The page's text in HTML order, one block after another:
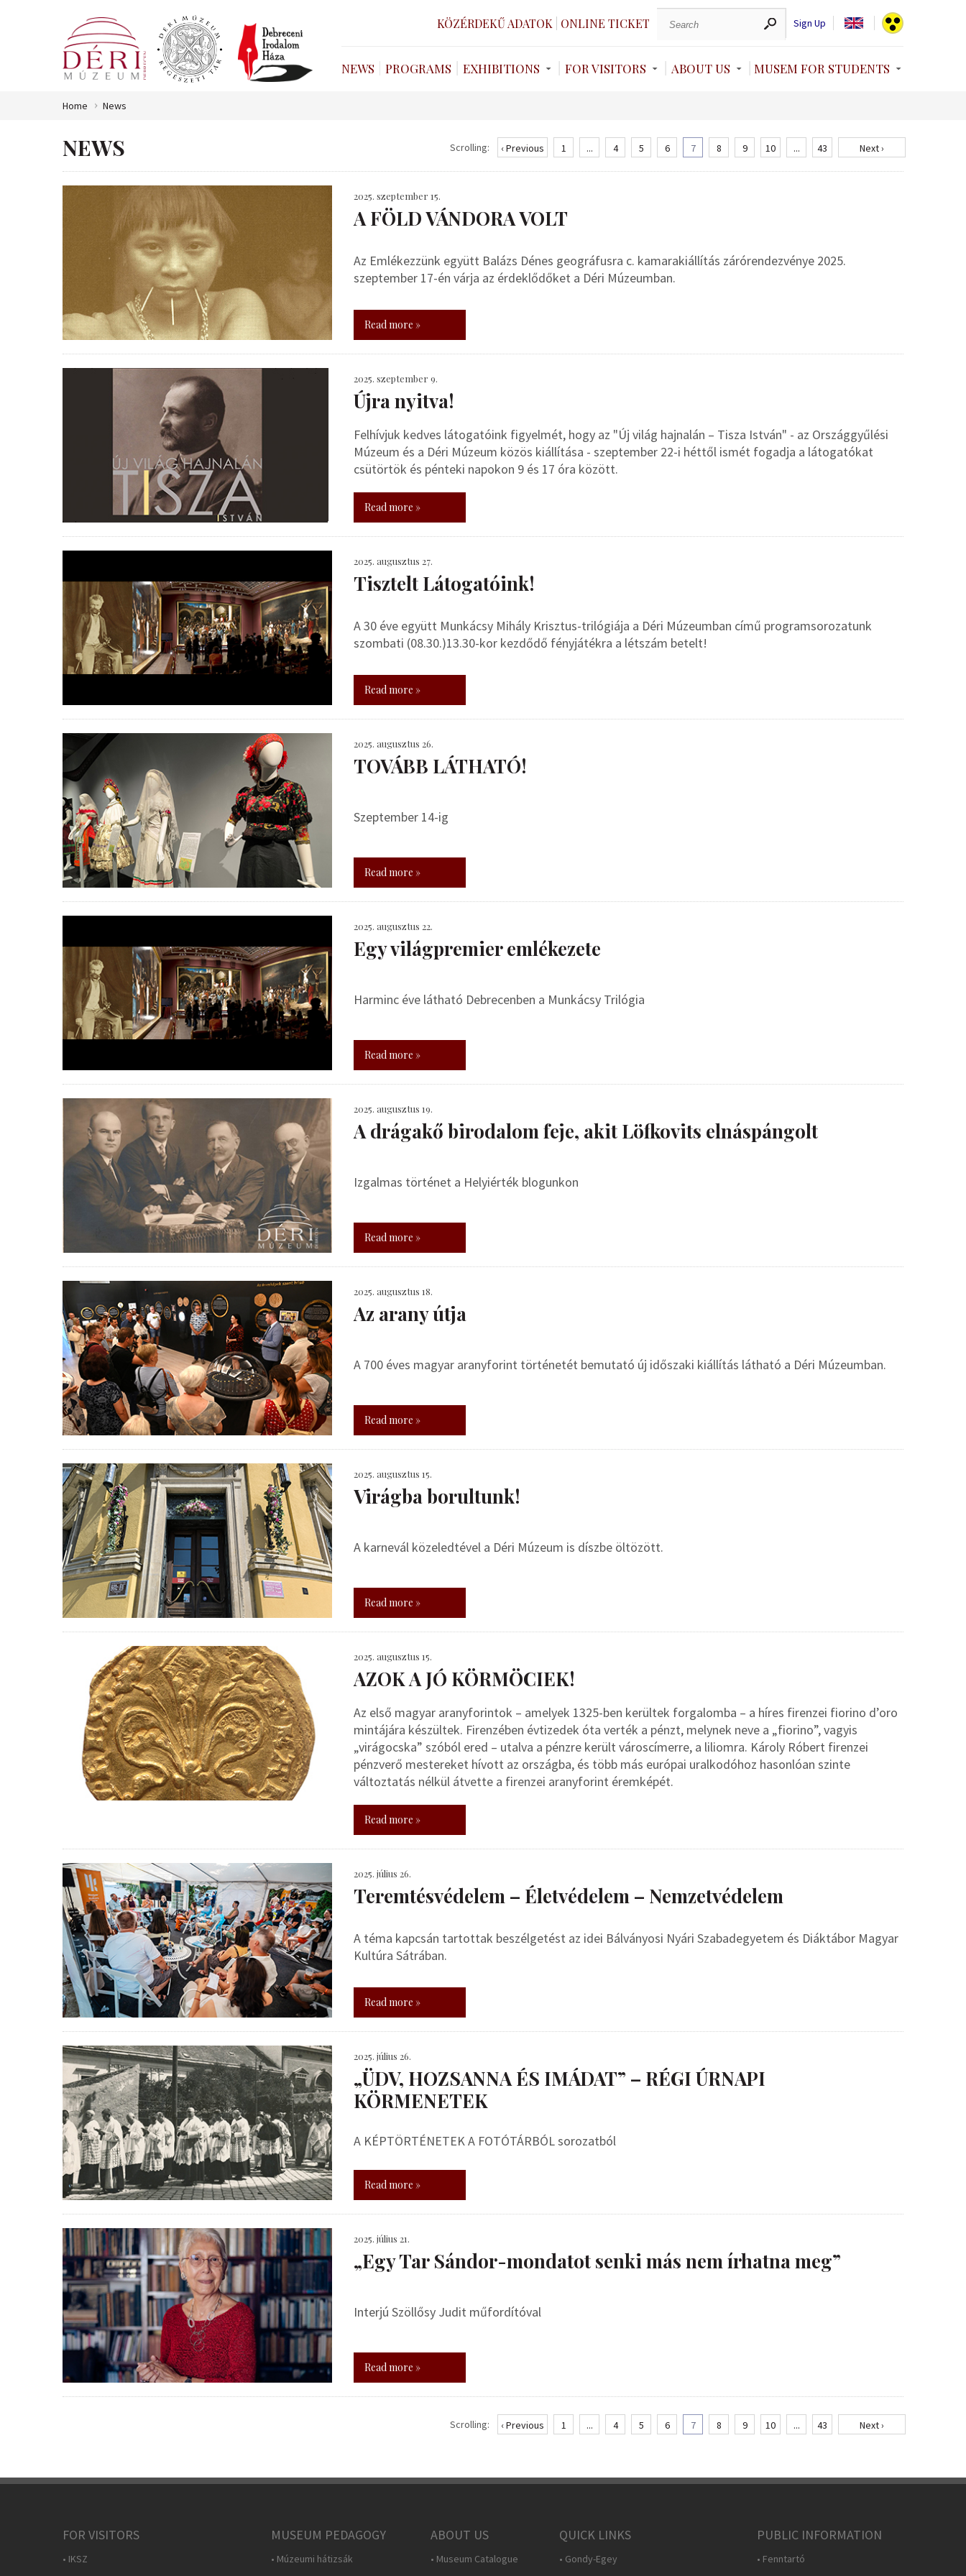
KÖZÉRDEKŰ ADATOK ONLINE TICKET Sign Up
NEWS PROGRAMS EXHIBITIONS FOR VISITORS ABOUT US MUSEM FOR STUDENTS
Home News
NEWS Scrolling: ‹ Previous 1 ... 4 5 6 7 8 9 10 ... 43 Next ›
2025. szeptember 15.
A FÖLD VÁNDORA VOLT
Az Emlékezzünk együtt Balázs Dénes geográfusra c. kamarakiállítás zárórendezvénye 2025.
szeptember 17-én várja az érdeklődőket a Déri Múzeumban.
Read more »
2025. szeptember 9.
Újra nyitva!
Felhívjuk kedves látogatóink figyelmét, hogy az "Új világ hajnalán – Tisza István" - az Országgyűlési
Múzeum és a Déri Múzeum közös kiállítása - szeptember 22-i héttől ismét fogadja a látogatókat
csütörtök és pénteki napokon 9 és 17 óra között.
Read more »
2025. augusztus 27.
Tisztelt Látogatóink!
A 30 éve együtt Munkácsy Mihály Krisztus-trilógiája a Déri Múzeumban című programsorozatunk
szombati (08.30.)13.30-kor kezdődő fényjátékra a létszám betelt!
Read more »
2025. augusztus 26.
TOVÁBB LÁTHATÓ!
Szeptember 14-ig
Read more »
2025. augusztus 22.
Egy világpremier emlékezete
Harminc éve látható Debrecenben a Munkácsy Trilógia
Read more »
2025. augusztus 19.
A drágakő birodalom feje, akit Löfkovits elnáspángolt
Izgalmas történet a Helyiérték blogunkon
Read more »
2025. augusztus 18.
Az arany útja
A 700 éves magyar aranyforint történetét bemutató új időszaki kiállítás látható a Déri Múzeumban.
Read more »
2025. augusztus 15.
Virágba borultunk!
A karnevál közeledtével a Déri Múzeum is díszbe öltözött.
Read more »
2025. augusztus 15.
AZOK A JÓ KÖRMÖCIEK!
Az első magyar aranyforintok – amelyek 1325-ben kerültek forgalomba – a híres firenzei fiorino d’oro
mintájára készültek. Firenzében évtizedek óta verték a pénzt, melynek neve a „fiorino”, vagyis
„virágocska” szóból ered – utalva a pénzre került városcímerre, a liliomra. Károly Róbert firenzei
pénzverő mestereket hívott az országba, és több más európai uralkodóhoz hasonlóan szinte
változtatás nélkül átvette a firenzei aranyforint éremképét.
Read more »
2025. július 26.
Teremtésvédelem – Életvédelem – Nemzetvédelem
A téma kapcsán tartottak beszélgetést az idei Bálványosi Nyári Szabadegyetem és Diáktábor Magyar
Kultúra Sátrában.
Read more »
2025. július 26.
„ÜDV, HOZSANNA ÉS IMÁDAT” – RÉGI ÚRNAPI
KÖRMENETEK
A KÉPTÖRTÉNETEK A FOTÓTÁRBÓL sorozatból
Read more »
2025. július 21.
„Egy Tar Sándor-mondatot senki más nem írhatna meg”
Interjú Szöllősy Judit műfordítóval
Read more »
Scrolling: ‹ Previous 1 ... 4 5 6 7 8 9 10 ... 43 Next ›
FOR VISITORS
• IKSZ
MUSEUM PEDAGOGY
• Múzeumi hátizsák
ABOUT US
• Museum Catalogue
QUICK LINKS
• Gondy-Egey
PUBLIC INFORMATION
• Fenntartó